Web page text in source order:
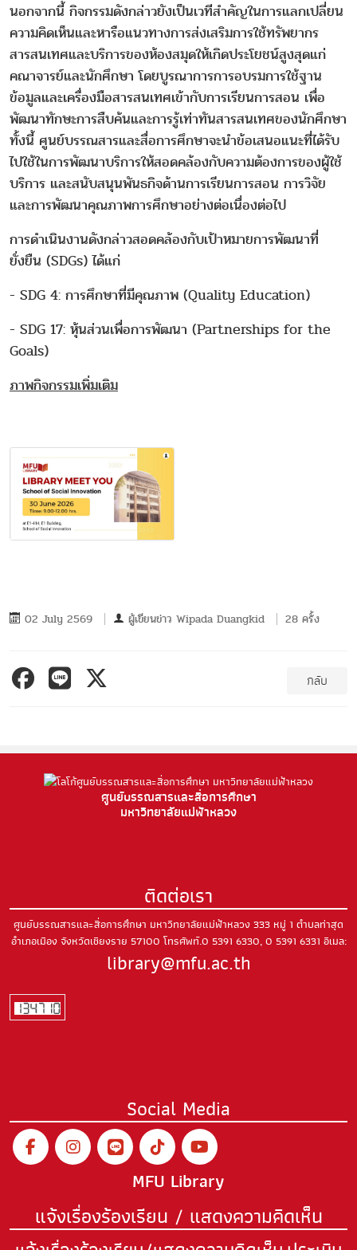
นอกจากนี้ กิจกรรมดังกล่าวยังเป็นเวทีสำคัญในการแลกเปลี่ยน
ความคิดเห็นและหารือแนวทางการส่งเสริมการใช้ทรัพยากร
สารสนเทศและบริการของห้องสมุดให้เกิดประโยชน์สูงสุดแก่
คณาจารย์และนักศึกษา โดยบูรณาการการอบรมการใช้ฐาน
ข้อมูลและเครื่องมือสารสนเทศเข้ากับการเรียนการสอน เพื่อ
พัฒนาทักษะการสืบค้นและการรู้เท่าทันสารสนเทศของนักศึกษา
ทั้งนี้ ศูนย์บรรณสารและสื่อการศึกษาจะนำข้อเสนอแนะที่ได้รับ
ไปใช้ในการพัฒนาบริการให้สอดคล้องกับความต้องการของผู้ใช้
บริการ และสนับสนุนพันธกิจด้านการเรียนการสอน การวิจัย
และการพัฒนาคุณภาพการศึกษาอย่างต่อเนื่องต่อไป
การดำเนินงานดังกล่าวสอดคล้องกับเป้าหมายการพัฒนาที่
ยั่งยืน (SDGs) ได้แก่
- SDG 4: การศึกษาที่มีคุณภาพ (Quality Education)
- SDG 17: หุ้นส่วนเพื่อการพัฒนา (Partnerships for the
Goals)
ภาพกิจกรรมเพิ่มเติม
02 July 2569 ผู้เขียนข่าว Wipada Duangkid 28 ครั้ง
กลับ
ศูนย์บรรณสารและสื่อการศึกษา
มหาวิทยาลัยแม่ฟ้าหลวง
ติดต่อเรา
ศูนย์บรรณสารและสื่อการศึกษา มหาวิทยาลัยแม่ฟ้าหลวง333 หมู่ 1 ตำบลท่าสุด
อำเภอเมือง จังหวัดเชียงราย 57100 โทรศัพท์.0 5391 6330, 0 5391 6331 อีเมล:
library@mfu.ac.th
Social Media
MFU Library
แจ้งเรื่องร้องเรียน / แสดงความคิดเห็น